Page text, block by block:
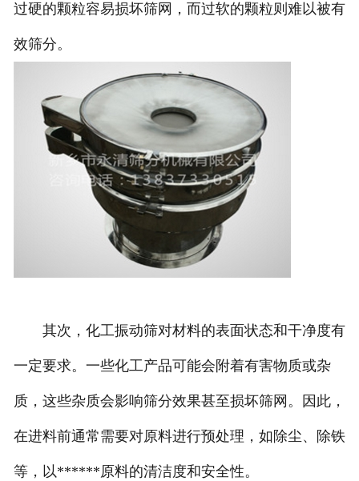
过硬的颗粒容易损坏筛网，而过软的颗粒则难以被有
效筛分。
其次，化工振动筛对材料的表面状态和干净度有
一定要求。一些化工产品可能会附着有害物质或杂
质，这些杂质会影响筛分效果甚至损坏筛网。因此，
在进料前通常需要对原料进行预处理，如除尘、除铁
等，以******原料的清洁度和安全性。